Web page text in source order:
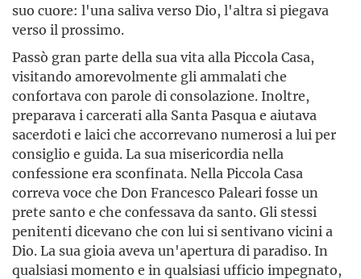
suo cuore: l'una saliva verso Dio, l'altra si piegava
verso il prossimo.
Passò gran parte della sua vita alla Piccola Casa,
visitando amorevolmente gli ammalati che
confortava con parole di consolazione. Inoltre,
preparava i carcerati alla Santa Pasqua e aiutava
sacerdoti e laici che accorrevano numerosi a lui per
consiglio e guida. La sua misericordia nella
confessione era sconfinata. Nella Piccola Casa
correva voce che Don Francesco Paleari fosse un
prete santo e che confessava da santo. Gli stessi
penitenti dicevano che con lui si sentivano vicini a
Dio. La sua gioia aveva un'apertura di paradiso. In
qualsiasi momento e in qualsiasi ufficio impegnato,